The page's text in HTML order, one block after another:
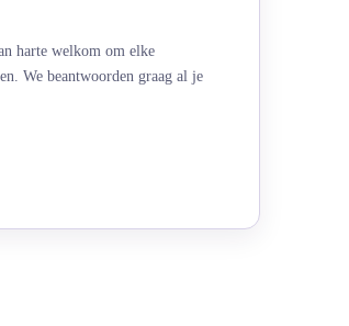
harte welkom om elke
We beantwoorden graag al je